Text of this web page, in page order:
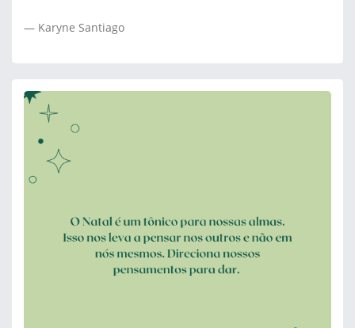
Karyne Santiago